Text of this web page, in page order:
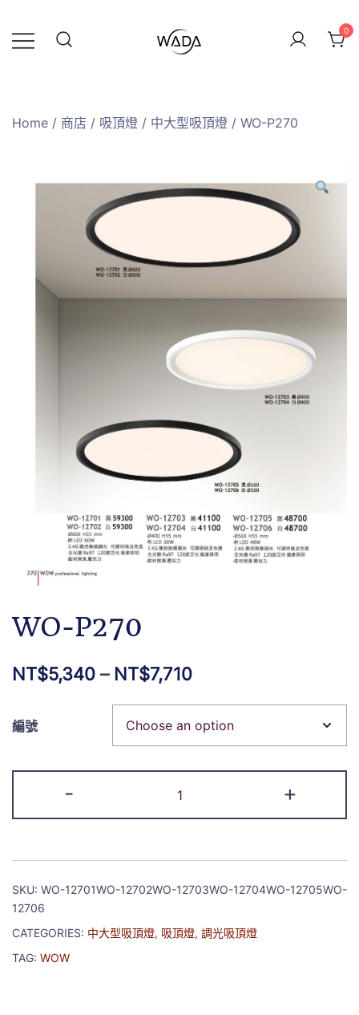
0
Home / 商店 / 吸頂燈 / 中大型吸頂燈 / WO-P270
WO-P270
NT$5,340 – NT$7,710
編號
- +
SKU: WO-12701WO-12702WO-12703WO-12704WO-12705WO-
12706
CATEGORIES: 中大型吸頂燈, 吸頂燈, 調光吸頂燈
TAG: WOW